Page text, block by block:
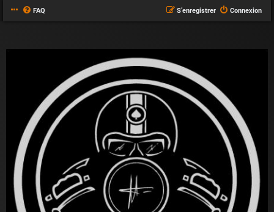
FAQ Connexion
S’enregistrer